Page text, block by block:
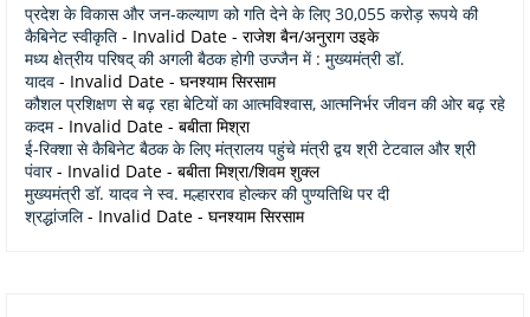
प्रदेश के विकास और जन-कल्याण को गति देने के लिए 30,055 करोड़ रूपये की
कैबिनेट स्वीकृति - Invalid Date - राजेश बैन/अनुराग उइके
मध्य क्षेत्रीय परिषद् की अगली बैठक होगी उज्जैन में : मुख्यमंत्री डॉ.
यादव - Invalid Date - घनश्याम सिरसाम
कौशल प्रशिक्षण से बढ़ रहा बेटियों का आत्मविश्वास, आत्मनिर्भर जीवन की ओर बढ़ रहे
कदम- Invalid Date - बबीता मिश्रा
ई-रिक्शा से कैबिनेट बैठक के लिए मंत्रालय पहुंचे मंत्री द्वय श्री टेटवाल और श्री
पंवार- Invalid Date - बबीता मिश्रा/शिवम शुक्ल
मुख्यमंत्री डॉ. यादव ने स्व. मल्हारराव होल्कर की पुण्यतिथि पर दी
श्रद्धांजलि- Invalid Date - घनश्याम सिरसाम